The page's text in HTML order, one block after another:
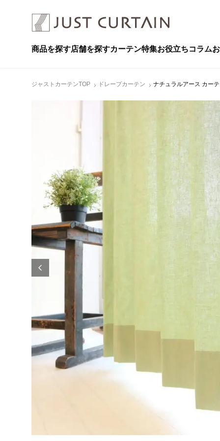
商品を探す店舗を探すカーテン特集お役立ちコラム
ジャストカーテンTOP ドレープカーテン ナチュラルアース カー